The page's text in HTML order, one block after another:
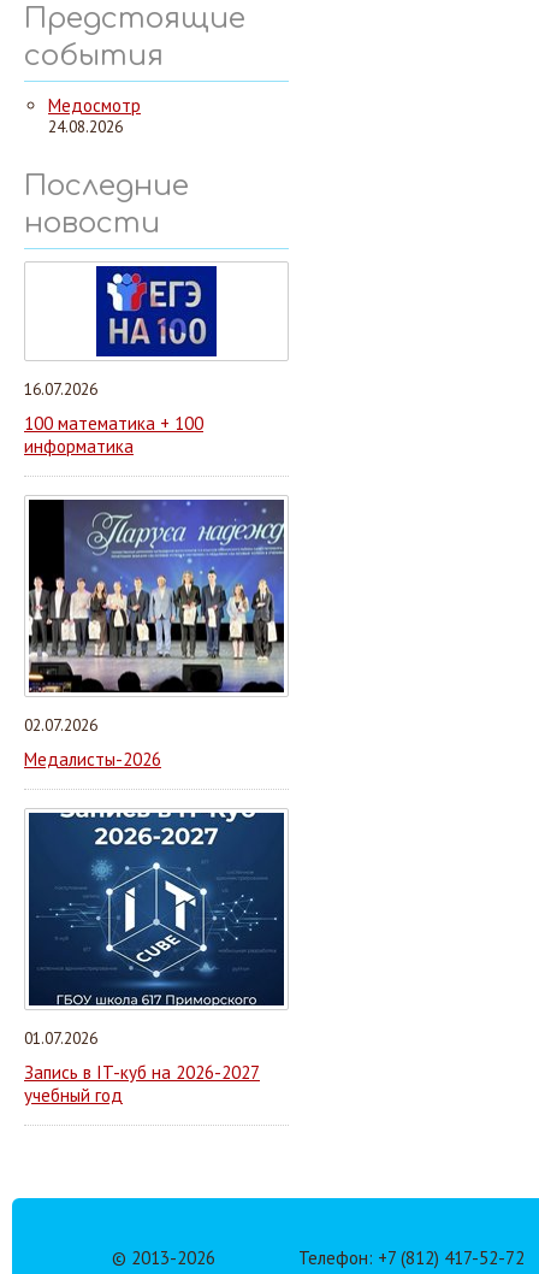
Предстоящие
события
Медосмотр
24.08.2026
Последние
новости
16.07.2026
100 математика + 100
информатика
02.07.2026
Медалисты-2026
01.07.2026
Запись в IT-куб на 2026-2027
учебный год
© 2013-2026 Телефон: +7 (812) 417-52-72